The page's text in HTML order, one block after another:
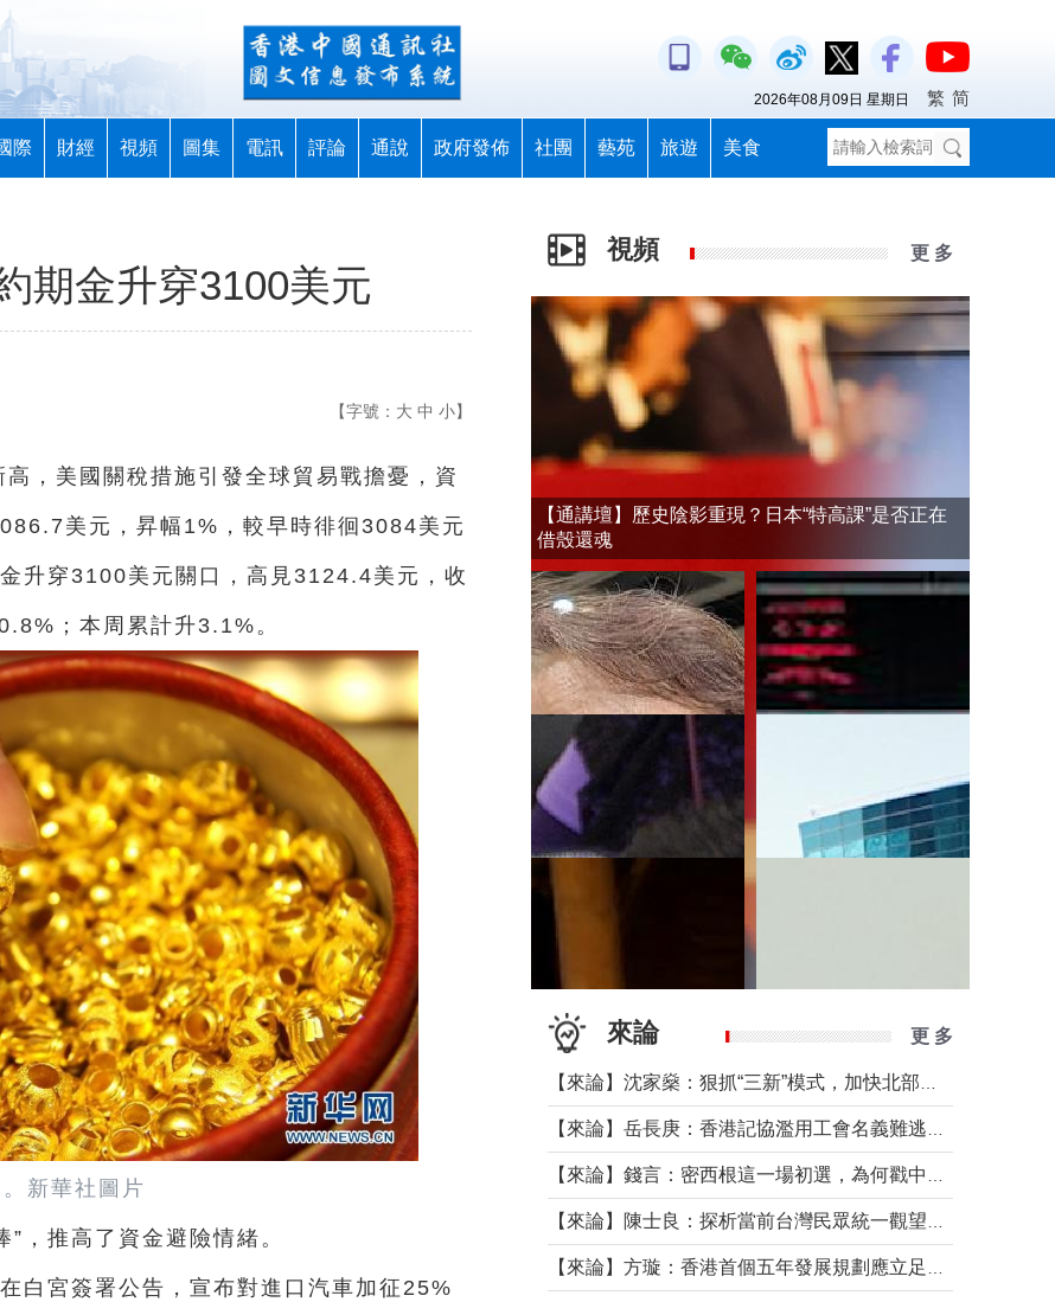
際 財經 視頻 圖集 電訊 評論 通說 政府發佈 社團 藝苑 旅遊 美食
2026年08月09日 星期日 繁 简
期金升穿3100美元
【字號： 大 中 小】
，美國關稅措施引發全球貿易戰擔憂，資
美元，昇幅1%，較早時徘徊3084美元
升穿3100美元關口，高見3124.4美元，收
；本周累計升3.1%。
新華社圖片
，推高了資金避險情緒。
白宮簽署公告，宣布對進口汽車加征25%
視頻 更 多
【通講壇】歷史陰影重現？日本“特高課”是否正在
借殼還魂
來論 更 多